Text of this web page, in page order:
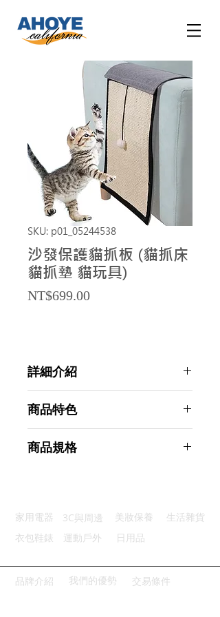
SKU: p01_05244538
沙發保護貓抓板 (貓抓床
貓抓墊 貓玩具)
NT$699.00Price
詳細介紹
商品特色
防滑穩固：魔鬼氈設計簡便固定
商品規格
主要材質：劍麻
商品尺寸：70*30*1cm
產地名稱：中國大陸
代理商：亞桓有限公司
家用電器 3C與周邊 美妝保養
生活雜貨
衣包鞋錶
運動戶外 日用品
品牌介紹 我們的優勢 交易條件